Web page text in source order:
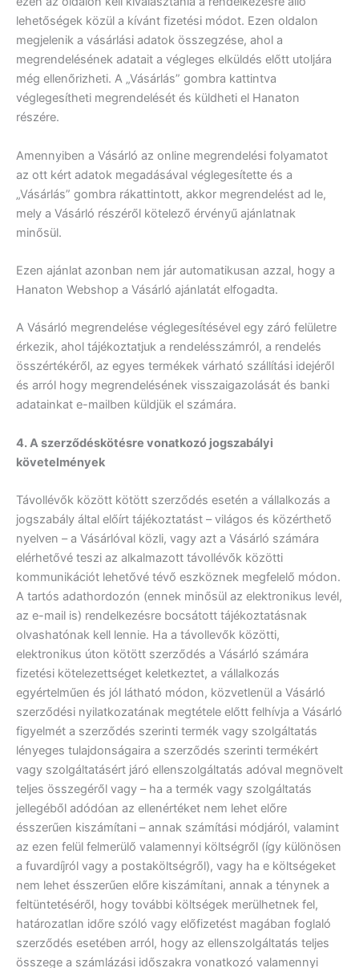
lehetőségek közül a kívánt fizetési módot. Ezen oldalon
megjelenik a vásárlási adatok összegzése, ahol a
megrendelésének adatait a végleges elküldés előtt utoljára
még ellenőrizheti. A „Vásárlás” gombra kattintva
véglegesítheti megrendelését és küldheti el Hanaton
részére.
Amennyiben a Vásárló az online megrendelési folyamatot
az ott kért adatok megadásával véglegesítette és a
„Vásárlás” gombra rákattintott, akkor megrendelést ad le,
mely a Vásárló részéről kötelező érvényű ajánlatnak
minősül.
Ezen ajánlat azonban nem jár automatikusan azzal, hogy a
Hanaton Webshop a Vásárló ajánlatát elfogadta.
A Vásárló megrendelése véglegesítésével egy záró felületre
érkezik, ahol tájékoztatjuk a rendelésszámról, a rendelés
összértékéről, az egyes termékek várható szállítási idejéről
és arról hogy megrendelésének visszaigazolását és banki
adatainkat e-mailben küldjük el számára.
4. A szerződéskötésre vonatkozó jogszabályi
követelmények
Távollévők között kötött szerződés esetén a vállalkozás a
jogszabály által előírt tájékoztatást – világos és közérthető
nyelven – a Vásárlóval közli, vagy azt a Vásárló számára
elérhetővé teszi az alkalmazott távollévők közötti
kommunikációt lehetővé tévő eszköznek megfelelő módon.
A tartós adathordozón (ennek minősül az elektronikus levél,
az e-mail is) rendelkezésre bocsátott tájékoztatásnak
olvashatónak kell lennie. Ha a távollevők közötti,
elektronikus úton kötött szerződés a Vásárló számára
fizetési kötelezettséget keletkeztet, a vállalkozás
egyértelműen és jól látható módon, közvetlenül a Vásárló
szerződési nyilatkozatának megtétele előtt felhívja a Vásárló
figyelmét a szerződés szerinti termék vagy szolgáltatás
lényeges tulajdonságaira a szerződés szerinti termékért
vagy szolgáltatásért járó ellenszolgáltatás adóval megnövelt
teljes összegéről vagy – ha a termék vagy szolgáltatás
jellegéből adódóan az ellenértéket nem lehet előre
ésszerűen kiszámítani – annak számítási módjáról, valamint
az ezen felül felmerülő valamennyi költségről (így különösen
a fuvardíjról vagy a postaköltségről), vagy ha e költségeket
nem lehet ésszerűen előre kiszámítani, annak a ténynek a
feltüntetéséről, hogy további költségek merülhetnek fel,
határozatlan időre szóló vagy előfizetést magában foglaló
szerződés esetében arról, hogy az ellenszolgáltatás teljes
összege a számlázási időszakra vonatkozó valamennyi